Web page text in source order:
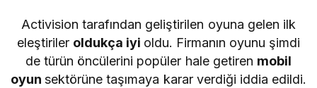
Activision tarafından geliştirilen oyuna gelen ilk
eleştiriler oldukça iyi oldu. Firmanın oyunu şimdi
de türün öncülerini popüler hale getiren mobil
oyunsektörüne taşımaya karar verdiği iddia edildi.